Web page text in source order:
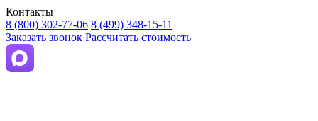
Контакты
8 (800) 302-77-06 8 (499) 348-15-11
Заказать звонок Рассчитать стоимость